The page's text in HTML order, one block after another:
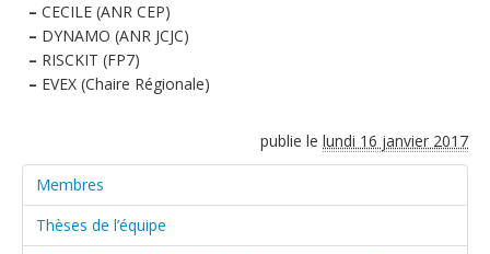
– CECILE (ANR CEP)
– DYNAMO (ANR JCJC)
– RISCKIT (FP7)
– EVEX (Chaire Régionale)
publie le lundi 16 janvier 2017
Membres
Thèses de l’équipe